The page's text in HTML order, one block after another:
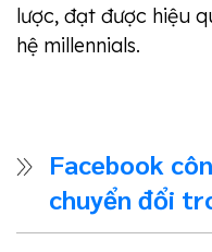
lược, đạt được hiệu
hệ millennials.
Facebook
chuyển đổi
dùng số tại